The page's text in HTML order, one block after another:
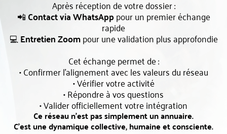
Après réception de votre dossier :
📲Contact via WhatsApppour un premier échange
rapide
💻Entretien Zoompour une validation plus approfondie
Cet échange permet de :
• Confirmer l’alignement avec les valeurs du réseau
• Vérifier votre activité
• Répondre à vos questions
• Valider officiellement votre intégration
Ce réseau n’est pas simplement un annuaire.
C’est une dynamique collective, humaine et consciente.